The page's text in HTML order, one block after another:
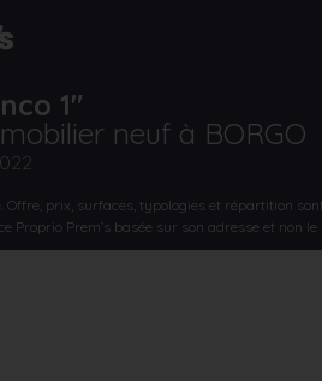
1"
neuf à BORGO
Offre, prix, surfaces, typologies et répartition
Proprio Prem’s basée sur son adresse et non